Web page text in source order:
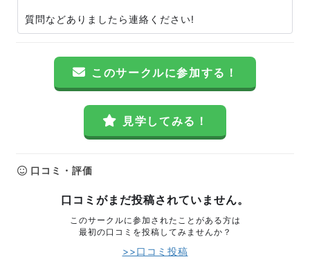
質問などありましたら連絡ください!
このサークルに参加する！
見学してみる！
口コミ・評価
口コミがまだ投稿されていません。
このサークルに参加されたことがある方は
最初の口コミを投稿してみませんか？
>>口コミ投稿